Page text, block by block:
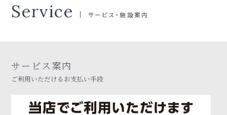
Service サービス・施設案内
サービス案内
ご利用いただけるお支払い手段